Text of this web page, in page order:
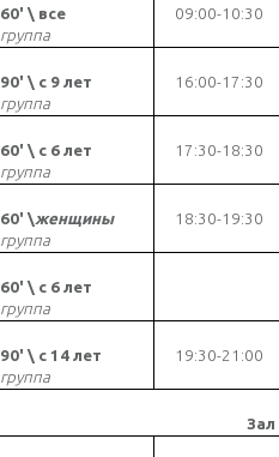
60' \ все
группа
09:00-10:30
90' \ с 9 лет
группа
16:00-17:30
60' \ с 6 лет
группа
17:30-18:30
60' \женщины
группа
18:30-19:30
60' \ с 6 лет
группа
90' \ с 14 лет
группа
19:30-21:00
Зал